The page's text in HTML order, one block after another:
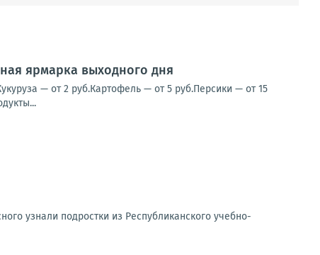
ярмарка выходного дня
— от 2 руб.Картофель — от 5 руб.Персики — от 15
узнали подростки из Республиканского учебно-